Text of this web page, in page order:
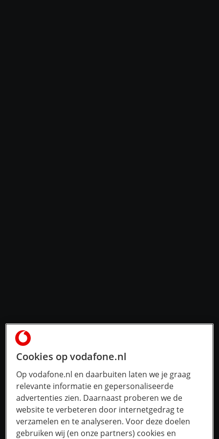
Cookies op vodafone.nl
Op vodafone.nl en daarbuiten laten we je graag
relevante informatie en gepersonaliseerde
advertenties zien. Daarnaast proberen we de
website te verbeteren door internetgedrag te
verzamelen en te analyseren. Voor deze doelen
gebruiken wij (en onze partners) cookies en